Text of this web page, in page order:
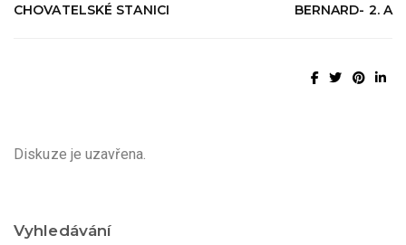
CHOVATELSKÉ STANICI
BERNARD- 2. A
Diskuze je uzavřena.
Vyhledávání